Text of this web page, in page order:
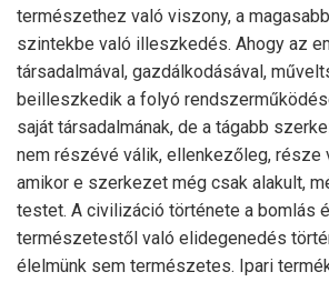
természethez való viszony, a
szintekbe való illeszkedés. Ahogy az
társadalmával, gazdálkodásával,
beilleszkedik a folyó
saját társadalmának, de a tágabb
nem részévé válik, ellenkezőleg, része
amikor e szerkezet még csak alakult,
testet. A civilizáció története a bomlás
természetestől való elidegenedés
élelmünk sem természetes. Ipari